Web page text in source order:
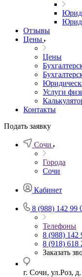
Отзывы
Цены
Цены
Услуги
Контакты
Подать заявку
Сочи
Города
Сочи
Кабинет
8 (988) 142 99
Телефоны
8 (988) 142
8 (918) 618
Заказать
г. Сочи, ул.Роз,